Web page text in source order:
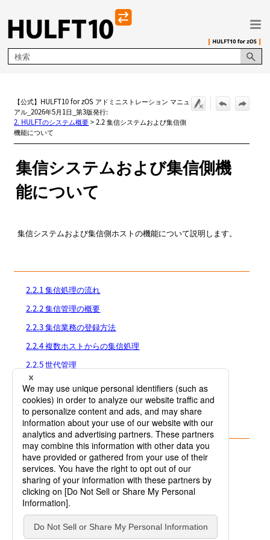
メイン コンテンツにスキップ
【公式】HULFT10 for zOS アドミニストレーション マニュ
アル_2026年5月1日_第3版発行:
2. HULFTのシステム概要>2.2 集信システムおよび集信側
機能について
集信システムおよび集信側機
能について
集信システムおよび集信側ホストの機能について説明します。
2.2.1 集信処理の流れ
2.2.2 集信管理の概要
2.2.3 集信業務の登録方法
2.2.4 複数ホストからの集信処理
2.2.5 世代管理
2.2.6 CSV形式での受信
2.2.7 集信多重度
2.2.8 集信完了通知